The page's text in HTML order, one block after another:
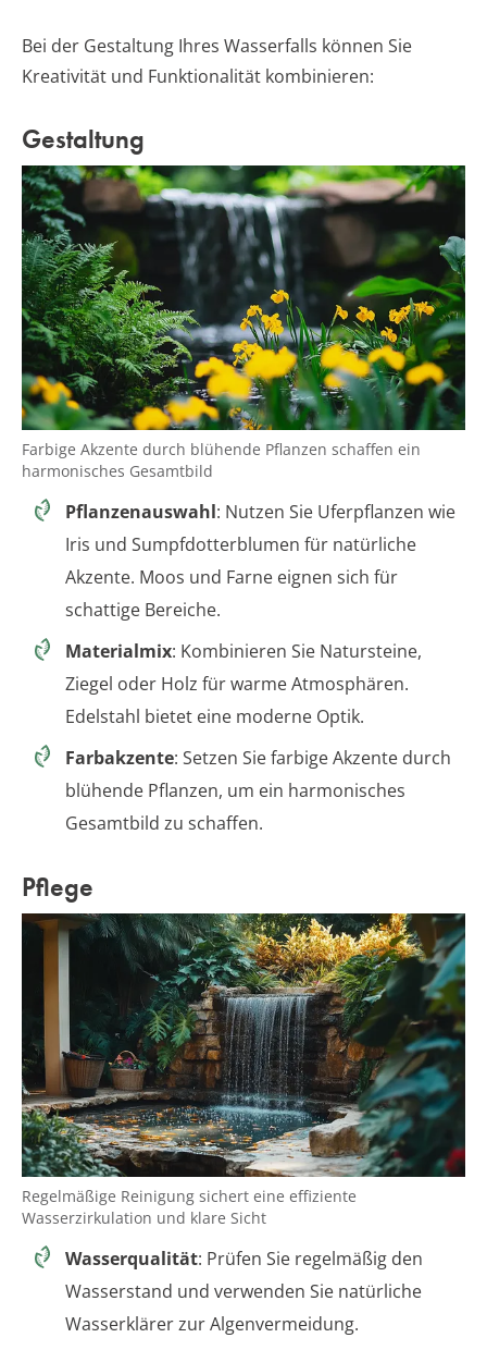
Bei der Gestaltung Ihres Wasserfalls können Sie
Kreativität und Funktionalität kombinieren:
Gestaltung
Farbige Akzente durch blühende Pflanzen schaffen ein
harmonisches Gesamtbild
Pflanzenauswahl: Nutzen Sie Uferpflanzen wie
Iris und Sumpfdotterblumen für natürliche
Akzente. Moos und Farne eignen sich für
schattige Bereiche.
Materialmix: Kombinieren Sie Natursteine,
Ziegel oder Holz für warme Atmosphären.
Edelstahl bietet eine moderne Optik.
Farbakzente: Setzen Sie farbige Akzente durch
blühende Pflanzen, um ein harmonisches
Gesamtbild zu schaffen.
Pflege
Regelmäßige Reinigung sichert eine effiziente
Wasserzirkulation und klare Sicht
Wasserqualität: Prüfen Sie regelmäßig den
Wasserstand und verwenden Sie natürliche
Wasserklärer zur Algenvermeidung.